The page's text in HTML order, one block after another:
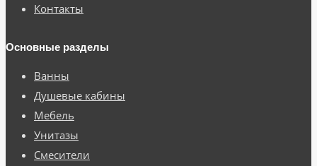
Контакты
Основные разделы
Ванны
Душевые кабины
Мебель
Унитазы
Смесители